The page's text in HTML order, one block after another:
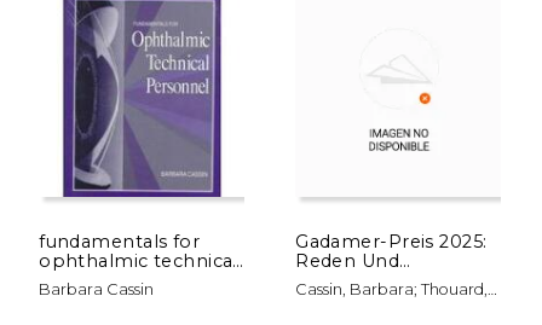
fundamentals for
ophthalmic technical
personnel
Barbara Cassin
Gadamer-Preis 2025:
Reden Und
Grussworte Von
Barbara Cassin, Denis
Cassin, Barbara; Thouard,